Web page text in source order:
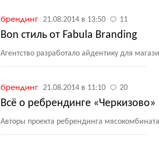
брендинг 21.08.2014 в 13:50 11
Bon стиль от Fabula Branding
Агентство разработало айдентику для
брендинг 21.08.2014 в 11:10 20
Всё о ребрендинге «Черкизово»
Авторы проекта ребрендинга